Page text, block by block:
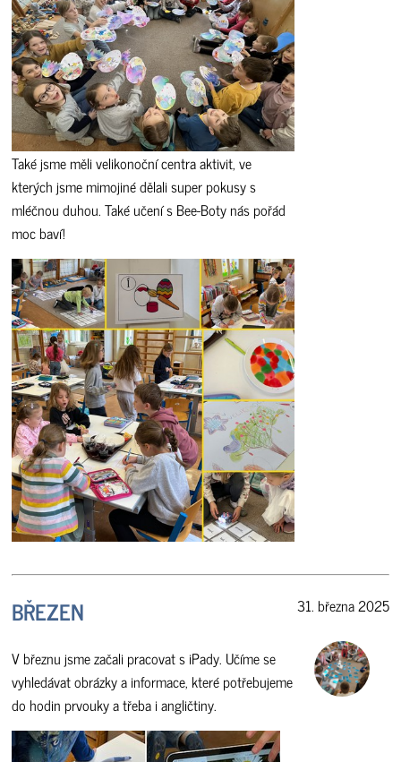
Také jsme měli velikonoční centra aktivit, ve
kterých jsme mimojiné dělali super pokusy s
mléčnou duhou. Také učení s Bee-Boty nás pořád
moc baví!
BŘEZEN
V březnu jsme začali pracovat s iPady. Učíme se
vyhledávat obrázky a informace, které potřebujeme
do hodin prvouky a třeba i angličtiny.
31. března 2025